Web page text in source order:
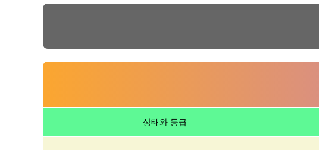
상태와 등급